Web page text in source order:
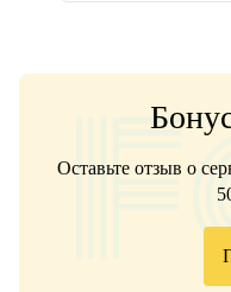
Оставьте отзыв о